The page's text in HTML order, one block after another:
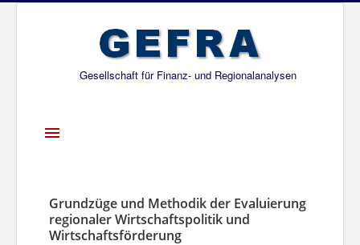
Gesellschaft für Finanz- und Regionalanalysen
Toggle
Über uns
Projekte
Grundzüge und Methodik der Evaluierung
regionaler Wirtschaftspolitik und
Wirtschaftsförderung